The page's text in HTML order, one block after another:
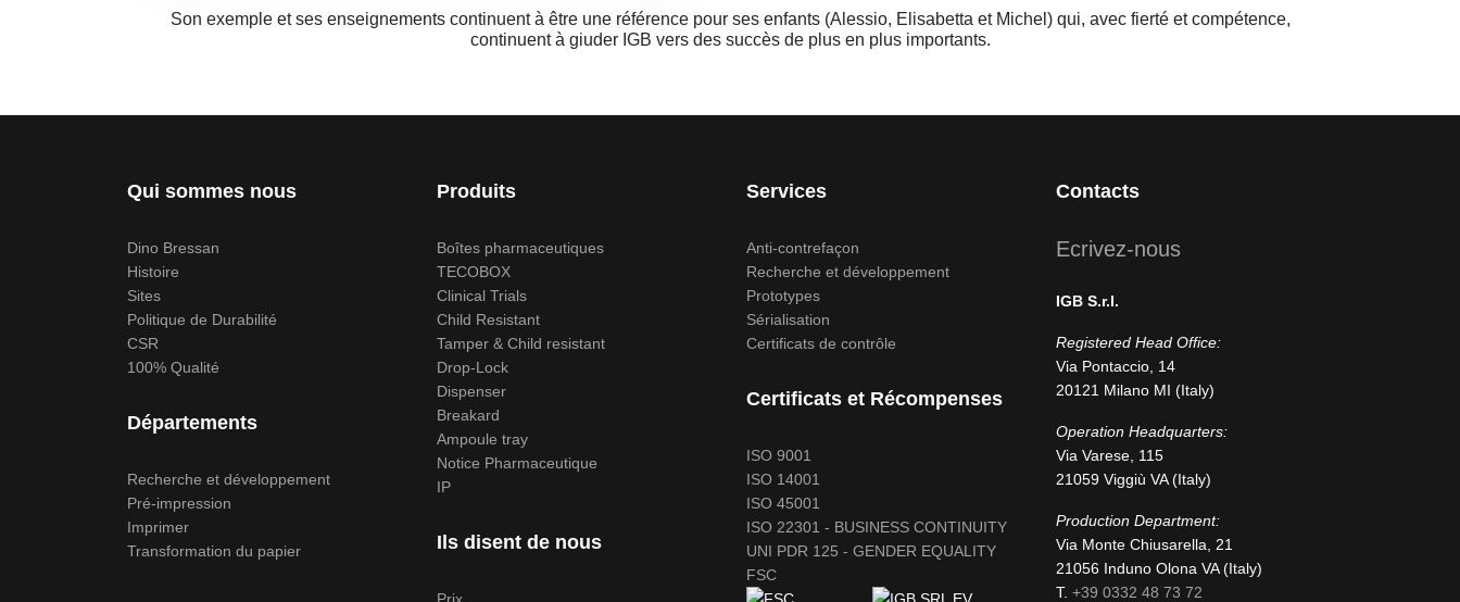
Son exemple et ses enseignements continuent à être une référence pour ses enfants (Alessio, Elisabetta et Michel) qui, avec fierté et compétence,
continuent à giuder IGB vers des succès de plus en plus importants.
Qui sommes nous
Dino Bressan
Histoire
Sites
Politique de Durabilité
CSR
100% Qualité
Départements
Recherche et développement
Pré-impression
Imprimer
Transformation du papier
Produits
Boîtes pharmaceutiques
TECOBOX
Clinical Trials
Child Resistant
Tamper & Child resistant
Drop-Lock
Dispenser
Breakard
Ampoule tray
Notice Pharmaceutique
IP
Ils disent de nous
Services
Anti-contrefaçon
Recherche et développement
Prototypes
Sérialisation
Certificats de contrôle
Certificats et Récompenses
ISO 9001
ISO 14001
ISO 45001
ISO 22301 - BUSINESS CONTINUITY
UNI PDR 125 - GENDER EQUALITY
FSC
Contacts
Ecrivez-nous
IGB S.r.l.
Registered Head Office:
Via Pontaccio, 14
20121 Milano MI (Italy)
Operation Headquarters:
Via Varese, 115
21059 Viggiù VA (Italy)
Production Department:
Via Monte Chiusarella, 21
21056 Induno Olona VA (Italy)
T. +39 0332 48 73 72